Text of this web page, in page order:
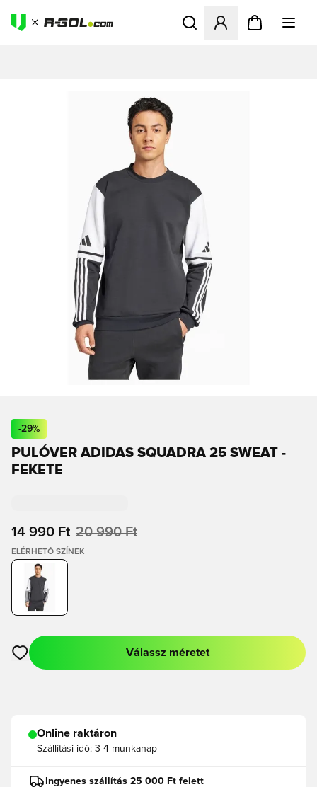
Megnyit egy modált a
-29%
PULÓVER ADIDAS SQUADRA 25 SWEAT -
FEKETE
14 990 Ft 20 990 Ft
ELÉRHETŐ SZÍNEK
Megnyit egy modált a bejelentkezéshez vagy a tagként való
Válassz méretet
Online raktáron
Szállítási idő: 3-4 munkanap
Ingyenes szállítás 25 000 Ft felett